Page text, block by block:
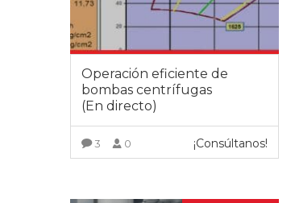
Operación eficiente de
bombas centrífugas
(En directo)
3 0 ¡Consúltanos!